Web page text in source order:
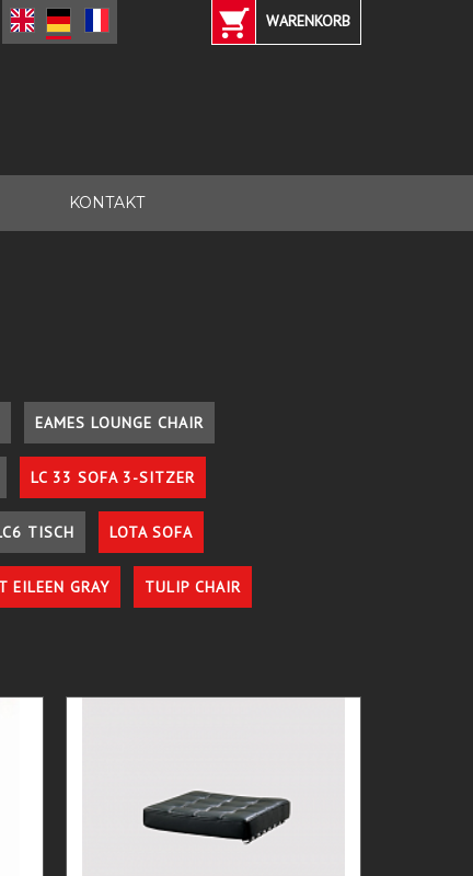
WARENKORB
KONTAKT
EAMES LOUNGE CHAIR
LC 33 SOFA 3-SITZER
TISCH LOTA SOFA
EILEEN GRAY TULIP CHAIR